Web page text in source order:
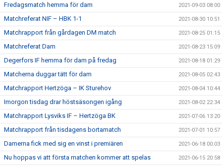
Fredagsmatch hemma för dam 2021-09-03 08:00
Matchreferat NIF – HBK 1-1 2021-08-30 10:51
Matchrapport från gårdagen DM match 2021-08-25 01:15
Matchreferat Dam 2021-08-23 15:09
Degerfors IF hemma för dam på fredag 2021-08-18 01:29
Matcherna duggar tätt för dam 2021-08-05 02:43
Matchrapport Hertzöga – IK Sturehov 2021-08-04 10:44
Imorgon tisdag drar höstsäsongen igång 2021-08-02 22:34
Matchrapport Lysviks IF – Hertzöga BK 2021-07-06 13:20
Matchrapport från tisdagens bortamatch 2021-07-01 10:57
Damerna fick med sig en vinst i premiären 2021-06-18 00:03
Nu hoppas vi att första matchen kommer att spelas 2021-06-15 20:58